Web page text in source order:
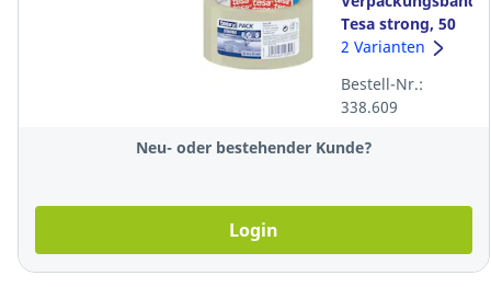
Tesa strong, 50
mm x 66 m,
2 Varianten
Bestell-Nr.:
338.609
Neu- oder bestehender Kunde?
Login